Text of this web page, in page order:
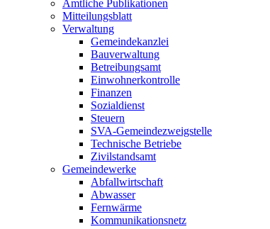
Amtliche Publikationen
Mitteilungsblatt
Verwaltung
Gemeindekanzlei
Bauverwaltung
Betreibungsamt
Einwohnerkontrolle
Finanzen
Sozialdienst
Steuern
SVA-Gemeindezweigstelle
Technische Betriebe
Zivilstandsamt
Gemeindewerke
Abfallwirtschaft
Abwasser
Fernwärme
Kommunikationsnetz